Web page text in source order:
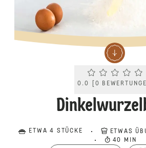
Current
0.0 0
ETWA 4 STÜCKE
ETWAS
40 MIN